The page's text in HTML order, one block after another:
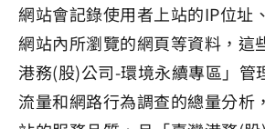
網站會記錄使用者上站的IP位址
網站內所瀏覽的網頁等資料，這
港務(股)公司-環境永續專區」管
流量和網路行為調查的總量分析